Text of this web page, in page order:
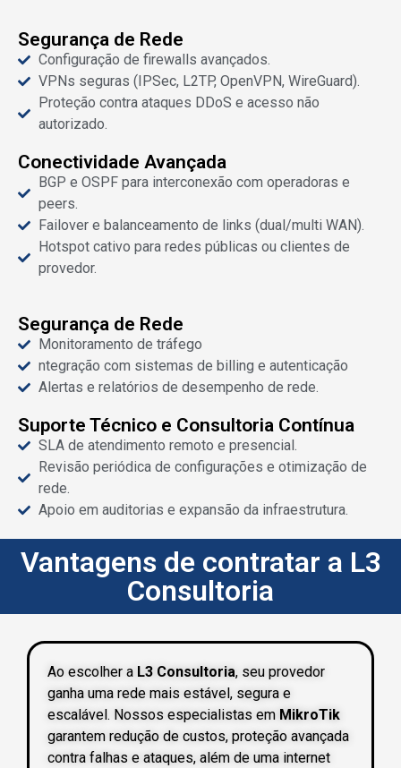
Segurança de Rede
Configuração de firewalls avançados.
VPNs seguras (IPSec, L2TP, OpenVPN, WireGuard).
Proteção contra ataques DDoS e acesso não
autorizado.
Conectividade Avançada
BGP e OSPF para interconexão com operadoras e
peers.
Failover e balanceamento de links (dual/multi WAN).
Hotspot cativo para redes públicas ou clientes de
provedor.
Segurança de Rede
Monitoramento de tráfego
ntegração com sistemas de billing e autenticação
Alertas e relatórios de desempenho de rede.
Suporte Técnico e Consultoria Contínua
SLA de atendimento remoto e presencial.
Revisão periódica de configurações e otimização de
rede.
Apoio em auditorias e expansão da infraestrutura.
Vantagens de contratar a L3
Consultoria
Ao escolher a L3 Consultoria, seu provedor
ganha uma rede mais estável, segura e
escalável. Nossos especialistas em MikroTik
garantem redução de custos, proteção avançada
contra falhas e ataques, além de uma internet